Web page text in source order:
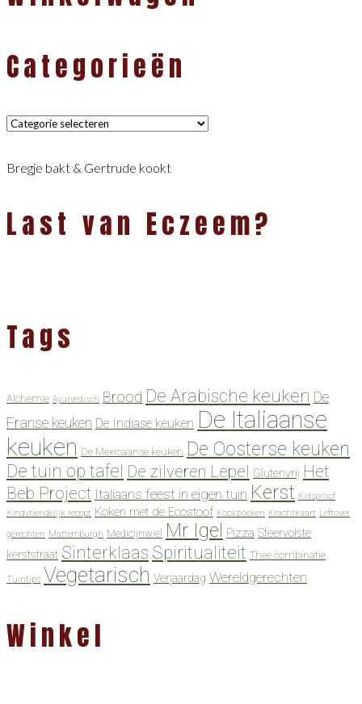
Categorieën
Categorieën
Bregje bakt & Gertrude kookt
Last van Eczeem?
Tags
Alchemie Ayurvedisch Brood De Arabische keuken De
Franse keuken De Indiase keuken De Italiaanse
keuken De Mexicaanse keuken De Oosterse keuken
De tuin op tafel De zilveren Lepel Glutenvrij Het
Beb Project Italiaans feest in eigen tuin Kerst Kidsproof
Kindvriendelijk recept Koken met de Ecostoof Kookboeken Krachtkaart Leftover
gerechten Mattemburgh Medicijnwiel Mr Igel Pizza Sfeervolste
kerststraat Sinterklaas Spiritualiteit Thee combinatie
Tuintips Vegetarisch Verjaardag Wereldgerechten
Winkel